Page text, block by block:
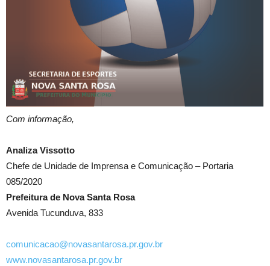
Com informação,
Analiza Vissotto
Chefe de Unidade de Imprensa e Comunicação – Portaria
085/2020
Prefeitura de Nova Santa Rosa
Avenida Tucunduva, 833
comunicacao@novasantarosa.pr.gov.br
www.novasantarosa.pr.gov.br